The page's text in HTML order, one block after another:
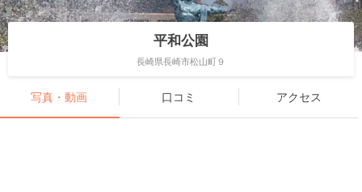
平和公園
長崎県長崎市松山町９
写真・動画 口コミ アクセス